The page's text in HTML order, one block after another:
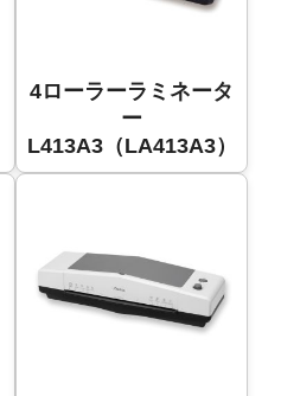
4ローラーラミネータ
ー
L413A3（LA413A3）